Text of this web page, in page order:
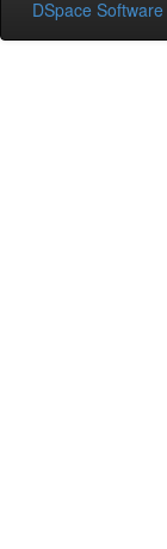
DSpace Software